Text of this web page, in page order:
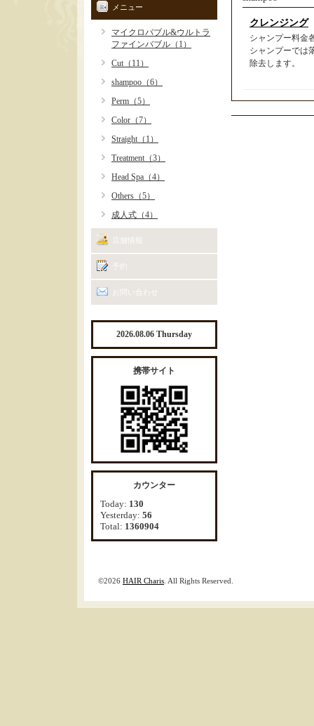
クレンジング
シャンプー料金
シャンプーでは
除去します。
メニュー
マイクロバブル&ウルトラ
ファインバブル（1）
Cut（11）
shampoo（6）
Perm（5）
Color（7）
Straight（1）
Treatment（3）
Head Spa（4）
Others（5）
成人式（4）
店舗情報
予約
お問い合わせ
2026.08.06 Thursday
携帯サイト
カウンター
Today: 130
Yesterday: 56
Total: 1360904
©2026 HAIR Charis . All Rights Reserved.